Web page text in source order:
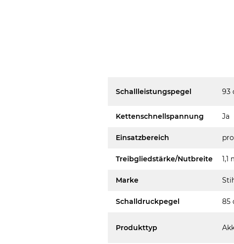
Schallleistungspegel 93
Kettenschnellspannung Ja
Einsatzbereich
Treibgliedstärke/Nutbreite 1,1
Marke
Schalldruckpegel 85
Produkttyp